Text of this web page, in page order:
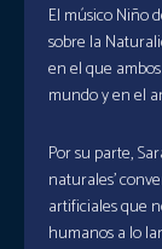
El músico Niño
sobre la
en el que
mundo y en el
Por su parte,
naturales’
artificiales que
humanos a lo